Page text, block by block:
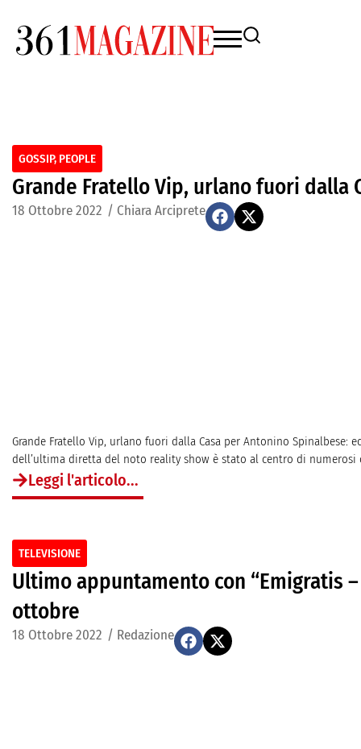
GOSSIP, PEOPLE
Grande Fratello Vip, urlano fuori dalla
18 Ottobre 2022 / Chiara Arciprete
Grande Fratello Vip, urlano fuori dalla Casa per Antonino Spinalbese:
dell’ultima diretta del noto reality show è stato al centro di
Leggi l'articolo...
TELEVISIONE
Ultimo appuntamento con “Emigratis
ottobre
18 Ottobre 2022 / Redazione